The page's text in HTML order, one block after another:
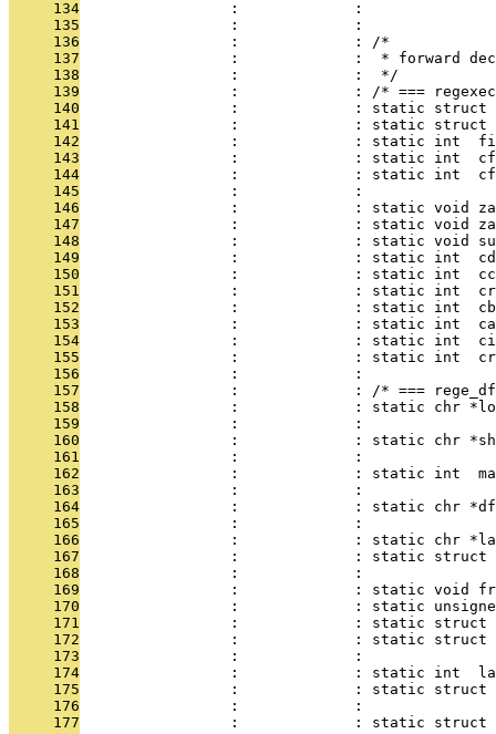
     134
                 :             :
     135
                 :             :
     136
                 :             : /*
     137
:             :  * forward
     138
                 :             :  */
     139
:             : /* ===
     140
:             : static
     141
:             : static
     142
:             : static int
     143
:             : static int
     144
:             : static int
     145
:             :
     146
:             : static void
     147
:             : static void
     148
:             : static void
     149
:             : static int
     150
:             : static int
     151
:             : static int
     152
:             : static int
     153
:             : static int
     154
:             : static int
     155
:             : static int
     156
                 :             :
     157
:             : /* ===
     158
:             : static chr
     159
:             :
     160
:             : static chr
     161
:             :
     162
:             : static int
     163
:             :
     164
:             : static chr
     165
:             :
     166
:             : static chr
     167
:             : static
     168
:             :
     169
:             : static void
     170
:             : static
     171
:             : static
     172
:             : static
     173
:             :
     174
:             : static int
     175
:             : static
     176
:             :
     177
:             : static